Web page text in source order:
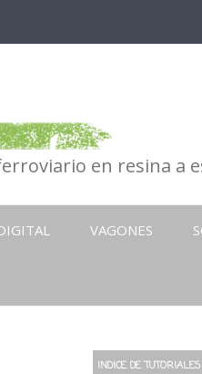
en resina a
VAGONES
INDICE DE TUTORIALES